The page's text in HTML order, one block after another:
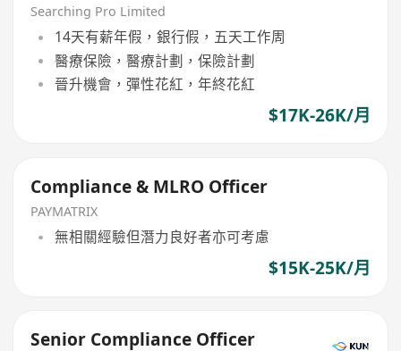
Searching Pro Limited
14天有薪年假，銀行假，五天工作周
醫療保險，醫療計劃，保險計劃
晉升機會，彈性花紅，年終花紅
$17K-26K/月
Compliance & MLRO Officer
PAYMATRIX
無相關經驗但潛力良好者亦可考慮
$15K-25K/月
Senior Compliance Officer